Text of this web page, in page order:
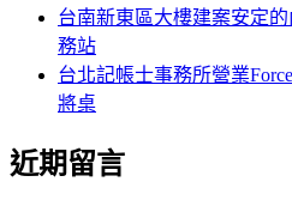
台南新東區大樓建案安定
務站
台北記帳士事務所營業
將桌
近期留言